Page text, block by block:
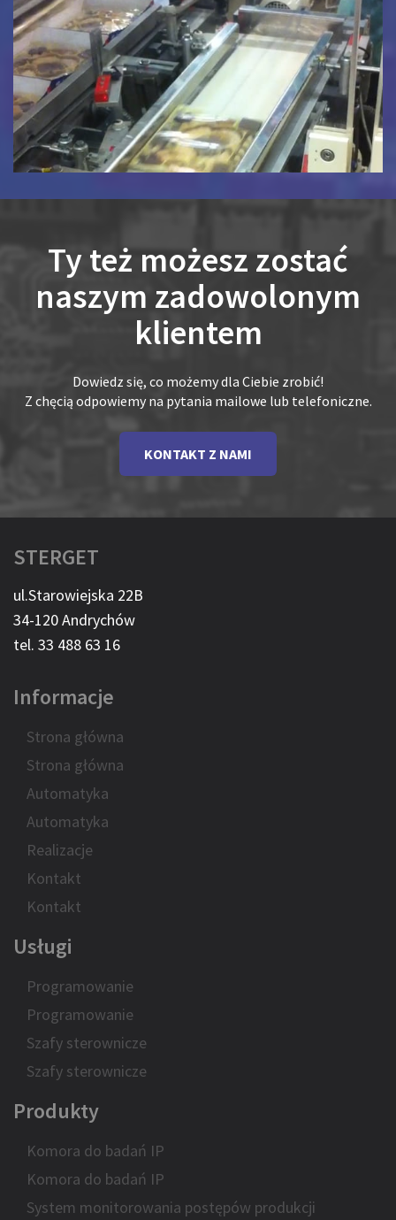
Ty też możesz zostać
naszym zadowolonym
klientem
Dowiedz się, co możemy dla Ciebie zrobić!
Z chęcią odpowiemy na pytania mailowe lub telefoniczne.
KONTAKT Z NAMI
STERGET
ul.Starowiejska 22B
34-120 Andrychów
tel. 33 488 63 16
Informacje
Strona główna
Strona główna
Automatyka
Automatyka
Realizacje
Kontakt
Kontakt
Usługi
Programowanie
Programowanie
Szafy sterownicze
Szafy sterownicze
Produkty
Komora do badań IP
Komora do badań IP
System monitorowania postępów produkcji